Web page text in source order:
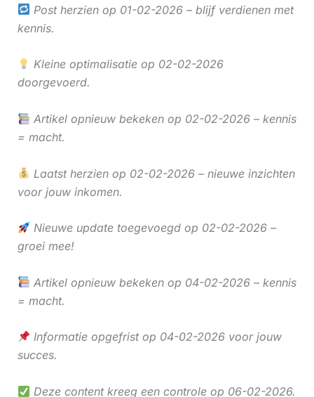
Post herzien op 01-02-2026 – blijf verdienen met
kennis.
Kleine optimalisatie op 02-02-2026
doorgevoerd.
Artikel opnieuw bekeken op 02-02-2026 – kennis
= macht.
Laatst herzien op 02-02-2026 – nieuwe inzichten
voor jouw inkomen.
Nieuwe update toegevoegd op 02-02-2026 –
groei mee!
Artikel opnieuw bekeken op 04-02-2026 – kennis
= macht.
Informatie opgefrist op 04-02-2026 voor jouw
succes.
Deze content kreeg een controle op 06-02-2026.